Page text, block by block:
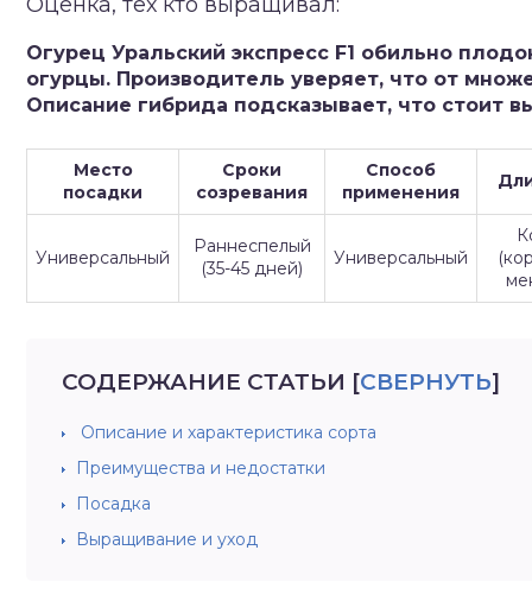
Огурец Уральский экспресс F1 обильно
огурцы. Производитель уверяет, что от
Описание гибрида подсказывает, что стоит
Место
посадки
Сроки
созревания
Способ
применения
Универсальный
Раннеспелый
(35-45 дней)
Универсальный
СОДЕРЖАНИЕ СТАТЬИ [СВЕРНУТЬ]
Описание и характеристика сорта
Преимущества и недостатки
Посадка
Выращивание и уход